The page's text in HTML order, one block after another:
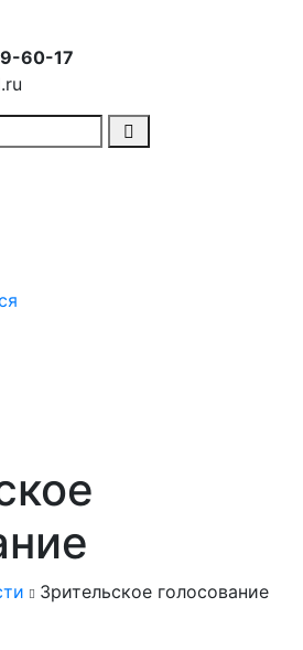
60-17
Зрительское голосование